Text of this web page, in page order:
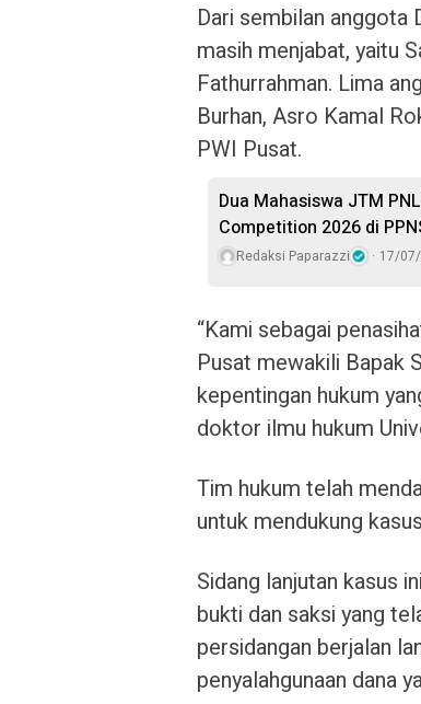
Dari sembilan anggota
masih menjabat, yaitu
Fathurrahman. Lima
Burhan, Asro Kamal
PWI Pusat.
Dua Mahasiswa JTM
Competition 2026 di
Redaksi Paparazzi 17/
“Kami sebagai
Pusat mewakili Bapak
kepentingan hukum
doktor ilmu hukum
Tim hukum telah
untuk mendukung
Sidang lanjutan kasus
bukti dan saksi yang
persidangan berjalan
penyalahgunaan dana